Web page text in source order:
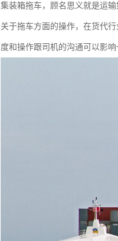
集装箱拖车，顾名思义就是运
关于拖车方面的操作，在货代
度和操作跟司机的沟通可以影